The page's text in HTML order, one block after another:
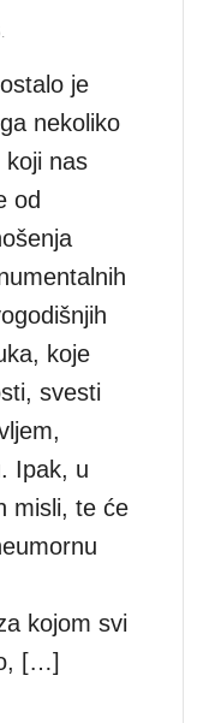
je
nekoliko
koji nas
od
koje
svesti
Ipak, u
misli, te će
kojom svi
[…]